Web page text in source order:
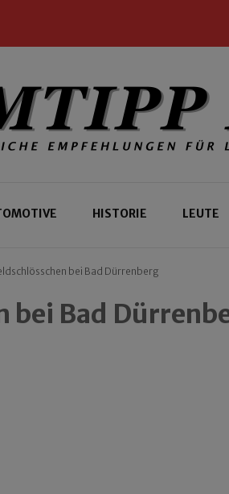
HISTORIE LEUTE
bei Bad Dürrenberg
bei Bad